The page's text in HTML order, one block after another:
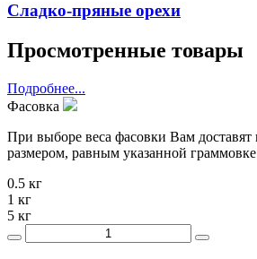
Сладко-пряные орехи
Просмотренные товары
Подробнее...
Фасовка
При выборе веса фасовки Вам доставят
размером, равным указанной
0.5 кг
1 кг
5 кг